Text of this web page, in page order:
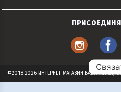
©2018-2026 ИНТЕРНЕТ-МАГАЗИН